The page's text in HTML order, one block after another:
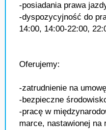
-posiadania prawa
-dyspozycyjność do
14:00, 14:00-22:00,
Oferujemy:
-zatrudnienie na
-bezpieczne
-pracę w
marce, nastawionej na